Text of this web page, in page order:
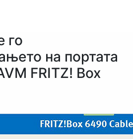
го
на портата
FRITZ! Box